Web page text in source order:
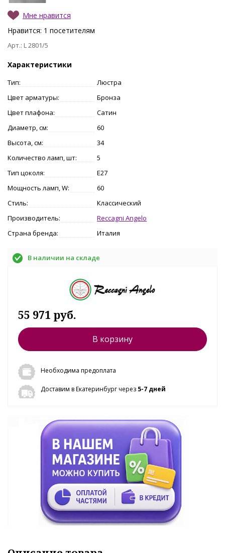
Мне нравится
Нравится: 1 посетителям
Арт.: L 2801/5
Характеристики
Тип:
Люстра
Цвет арматуры:
Бронза
Цвет плафона:
Сатин
Диаметр, см:
60
Высота, см:
34
Количество ламп, шт:
5
Тип цоколя:
E27
Мощность ламп, W:
60
Стиль:
Классический
Производитель:
Reccagni Angelo
Страна бренда:
Италия
В наличии на складе
55 971 руб.
В корзину
Необходима предоплата
Доставим в Екатеринбург через 5-7 дней